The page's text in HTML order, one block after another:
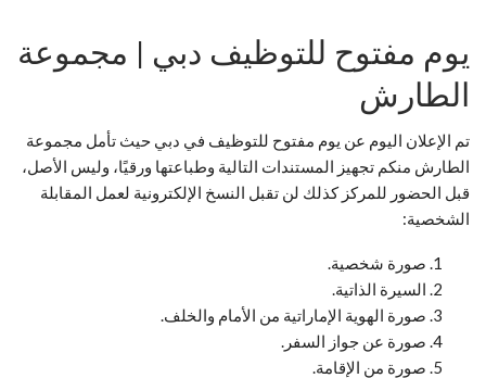
يوم مفتوح للتوظيف دبي | مجموعة
الطارش
تم الإعلان اليوم عن يوم مفتوح للتوظيف في دبي حيث تأمل مجموعة
الطارش منكم تجهيز المستندات التالية وطباعتها ورقيًا، وليس الأصل،
قبل الحضور للمركز كذلك لن تقبل النسخ الإلكترونية لعمل المقابلة
الشخصية:
صورة شخصية.
السيرة الذاتية.
صورة الهوية الإماراتية من الأمام والخلف.
صورة عن جواز السفر.
صورة من الإقامة.